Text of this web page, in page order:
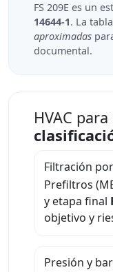
FS 209E es un
14644-1. La
aproximadas
documental.
HVAC
Filtración
Prefiltros
y etapa final
objetivo y
Presión y